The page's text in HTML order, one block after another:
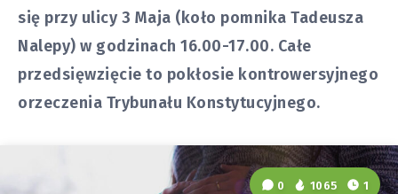
się przy ulicy 3 Maja (koło pomnika Tadeusza
Nalepy) w godzinach 16.00-17.00. Całe
przedsięwzięcie to pokłosie kontrowersyjnego
orzeczenia Trybunału Konstytucyjnego.
0 1065 1